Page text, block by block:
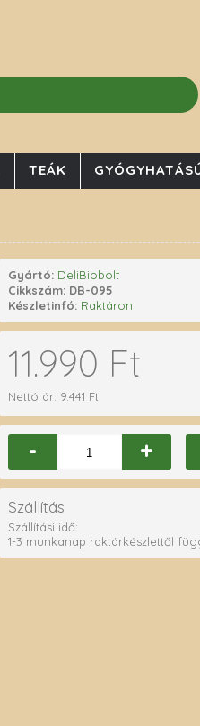
TEÁK
Gyártó: DeliBiobolt
Cikkszám: DB-095
Készletinfó: Raktáron
11.990 Ft
Nettó ár: 9.441 Ft
- +
Szállítás
Szállítási idő:
1-3 munkanap raktárkészlettől